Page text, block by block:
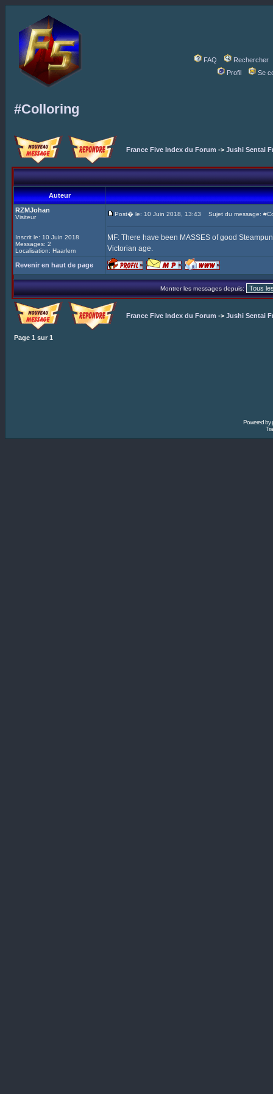
FAQ
Rechercher
Profil
Se
#Colloring
France Five Index du Forum -> Jushi Sentai
Auteur
RZMJohan
Visiteur
Inscrit le: 10 Juin 2018
Messages: 2
Localisation: Haarlem
Post� le: 10 Juin 2018, 13:43 Sujet du message:
MF: There have been MASSES of good
Victorian age.
Revenir en haut de page
Montrer les messages depuis:
France Five Index du Forum -> Jushi Sentai
Page 1 sur 1
Powered by